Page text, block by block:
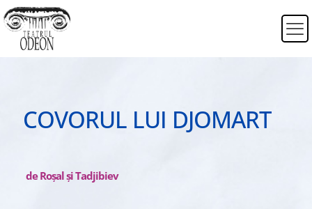
COVORUL LUI DJOMART
de Roşal şi Tadjibiev